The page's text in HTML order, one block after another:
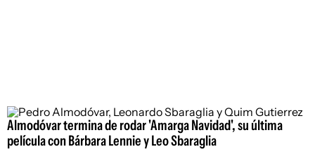
Almodóvar termina de rodar 'Amarga Navidad', su última
película con Bárbara Lennie y Leo Sbaraglia